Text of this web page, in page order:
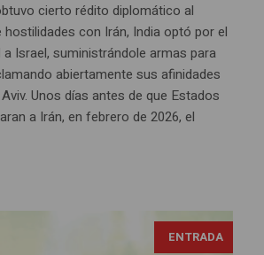
cierto rédito diplomático al
con Irán, India optó por el
Israel, suministrándole armas para
abiertamente sus afinidades
Unos días antes de que Estados
a Irán, en febrero de 2026, el
ENTRADA